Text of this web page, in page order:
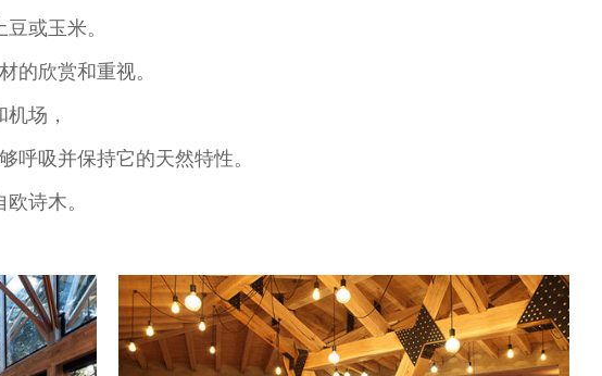
或玉米。
的欣赏和重视。
场，
呼吸并保持它的天然特性。
诗木。